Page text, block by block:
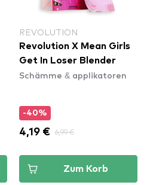
REVOLUTION
Revolution X Mean Girls
Get In Loser Blender
Schämme & applikatoren
-40%
4,19 € 6,99 €
Zum Korb